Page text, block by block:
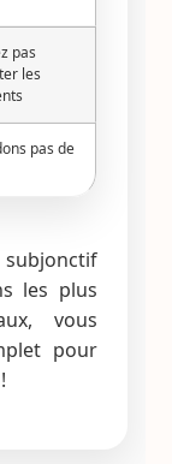
pas
les
pas de
les plus
vous
pour